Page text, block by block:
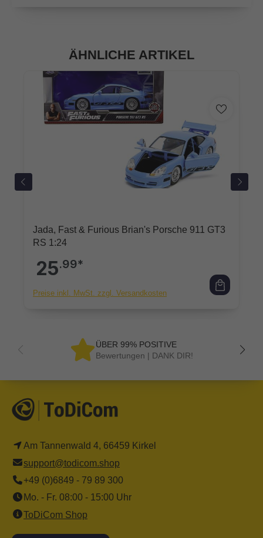
ÄHNLICHE ARTIKEL
Jada, Fast & Furious Brian's Porsche 911 GT3
RS 1:24
25.99*
Preise inkl. MwSt. zzgl. Versandkosten
ÜBER 99% POSITIVE
Bewertungen | DANK DIR!
Am Tannenwald 4, 66459 Kirkel
support@todicom.shop
+49 (0)6849 - 79 89 300
Mo. - Fr. 08:00 - 15:00 Uhr
ToDiCom Shop